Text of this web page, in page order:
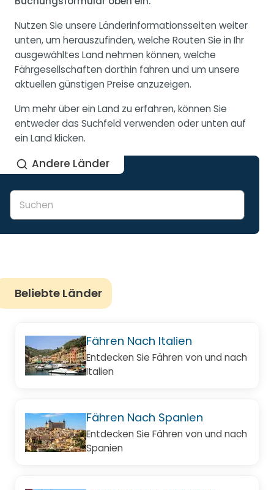
Nutzen Sie unsere Länderinformationsseiten weiter
unten, um herauszufinden, welche Routen Sie in Ihr
ausgewähltes Land nehmen können, welche
Fährgesellschaften dorthin fahren und um unsere
aktuellen günstigen Preise anzuzeigen.
Um mehr über ein Land zu erfahren, können Sie
entweder das Suchfeld verwenden oder unten auf
ein Land klicken.
Andere Länder
Beliebte Länder
Fähren Nach Italien
Entdecken Sie Fähren von und nach
Italien
Fähren Nach Spanien
Entdecken Sie Fähren von und nach
Spanien